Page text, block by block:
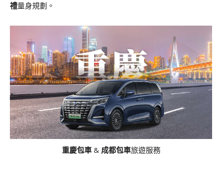
禮量身規劃。
重慶包車& 成都包車旅遊服務